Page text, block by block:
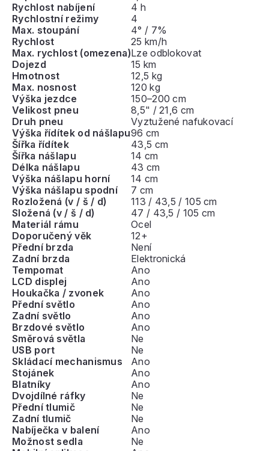
Rychlost nabíjení
4 h
Rychlostní režimy
4
Max. stoupání
4° / 7%
Rychlost
25 km/h
Max. rychlost (omezena)Lze odblokovat
Dojezd
15 km
Hmotnost
12,5 kg
Max. nosnost
120 kg
Výška jezdce
150–200 cm
Velikost pneu
8,5" / 21,6 cm
Druh pneu
Vyztužené nafukovací
Výška řídítek od nášlapu96 cm
Šířka řídítek
43,5 cm
Šířka nášlapu
14 cm
Délka nášlapu
43 cm
Výška nášlapu horní
14 cm
Výška nášlapu spodní
7 cm
Rozložená (v / š / d)
113 / 43,5 / 105 cm
Složená (v / š / d)
47 / 43,5 / 105 cm
Materiál rámu
Ocel
Doporučený věk
12+
Přední brzda
Není
Zadní brzda
Elektronická
Tempomat
Ano
LCD displej
Ano
Houkačka / zvonek
Ano
Přední světlo
Ano
Zadní světlo
Ano
Brzdové světlo
Ano
Směrová světla
Ne
USB port
Ne
Skládací mechanismus
Ano
Stojánek
Ano
Blatníky
Ano
Dvojdílné ráfky
Ne
Přední tlumič
Ne
Zadní tlumič
Ne
Nabíječka v balení
Ano
Možnost sedla
Ne